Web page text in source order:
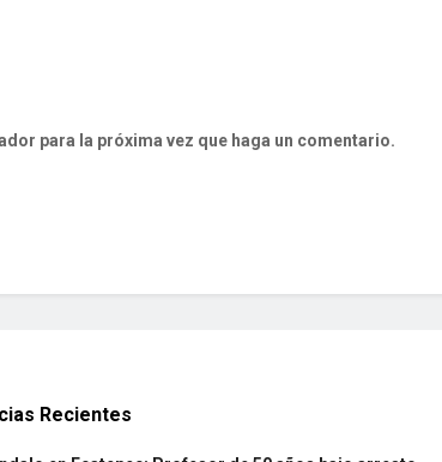
para la próxima vez que haga un comentario.
Recientes